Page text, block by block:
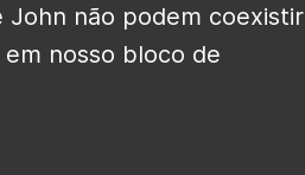
John não podem coexistir
nosso bloco de